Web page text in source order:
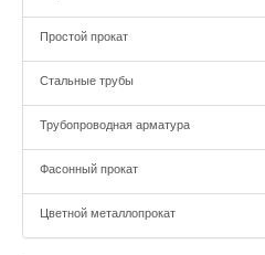
Простой прокат
Стальные трубы
Трубопроводная арматура
Фасонный прокат
Цветной металлопрокат